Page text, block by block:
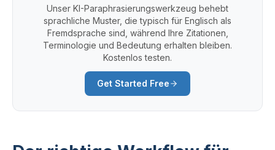
Unser KI-Paraphrasierungswerkzeug behebt
sprachliche Muster, die typisch für Englisch als
Fremdsprache sind, während Ihre Zitationen,
Terminologie und Bedeutung erhalten bleiben.
Kostenlos testen.
Get Started Free